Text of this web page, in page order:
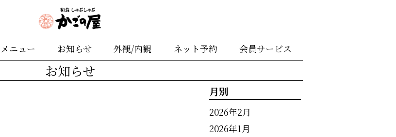
メニュー お知らせ 外観/内観 ネット予約 会員サービス
お知らせ
月別
2026年2月
2026年1月